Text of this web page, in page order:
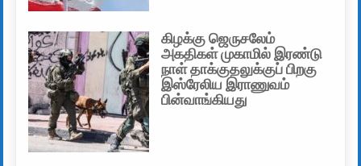
கிழக்கு ஜெருசலேம்
அகதிகள் முகாமில் இரண்டு
நாள் தாக்குதலுக்குப் பிறகு
இஸ்ரேலிய இராணுவம்
பின்வாங்கியது